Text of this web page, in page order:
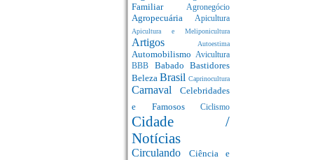
Familiar Agronegócio
Agropecuária Apicultura
Apicultura e Meliponicultura
Artigos Autoestima
Automobilismo Avicultura
BBB Babado Bastidores
Beleza Brasil Caprinocultura
Carnaval Celebridades
e Famosos Ciclismo
Cidade /
Notícias
Circulando Ciência e